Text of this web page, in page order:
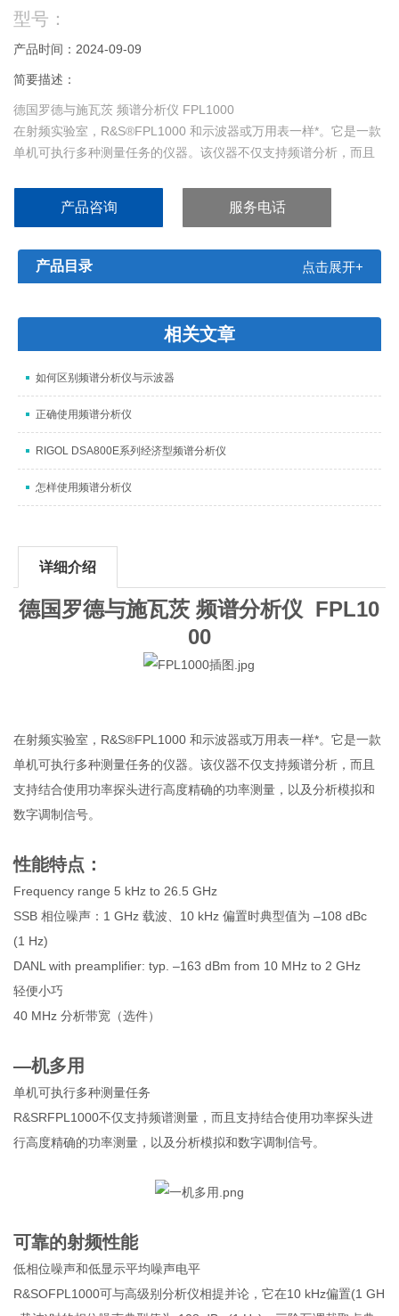
型号：
产品时间：2024-09-09
简要描述：
德国罗德与施瓦茨 频谱分析仪 FPL1000
在射频实验室，R&S®FPL1000 和示波器或万用表一样*。它是一款
单机可执行多种测量任务的仪器。该仪器不仅支持频谱分析，而且
产品咨询 服务电话
产品目录 点击展开+
相关文章
如何区别频谱分析仪与示波器
正确使用频谱分析仪
RIGOL DSA800E系列经济型频谱分析仪
怎样使用频谱分析仪
详细介绍
德国罗德与施瓦茨 频谱分析仪 FPL10
00
在射频实验室，R&S®FPL1000 和示波器或万用表一样*。它是一款
单机可执行多种测量任务的仪器。该仪器不仅支持频谱分析，而且
支持结合使用功率探头进行高度精确的功率测量，以及分析模拟和
数字调制信号。
性能特点：
Frequency range 5 kHz to 26.5 GHz
SSB 相位噪声：1 GHz 载波、10 kHz 偏置时典型值为 –108 dBc
(1 Hz)
DANL with preamplifier: typ. –163 dBm from 10 MHz to 2 GHz
轻便小巧
40 MHz 分析带宽（选件）
—机多用
单机可执行多种测量任务
R&SRFPL1000不仅支持频谱测量，而且支持结合使用功率探头进
行高度精确的功率测量，以及分析模拟和数字调制信号。
可靠的射频性能
低相位噪声和低显示平均噪声电平
R&SOFPL1000可与高级别分析仪相提并论，它在10 kHz偏置(1 GH